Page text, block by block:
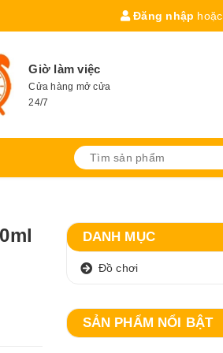
Đăng nhập hoặc
Giờ làm việc
Cửa hàng mở cửa
24/7
DANH MỤC
Đồ chơi
SẢN PHẨM NỔI BẬT